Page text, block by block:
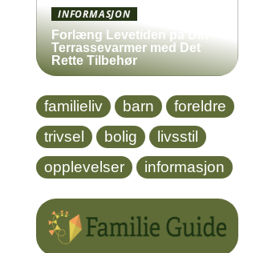
INFORMASJON
Forlæng Levetiden på Din
Terrassevarmer med Det
Rette Tilbehør
familieliv barn
foreldre
trivsel
bolig
livsstil
opplevelser
informasjon